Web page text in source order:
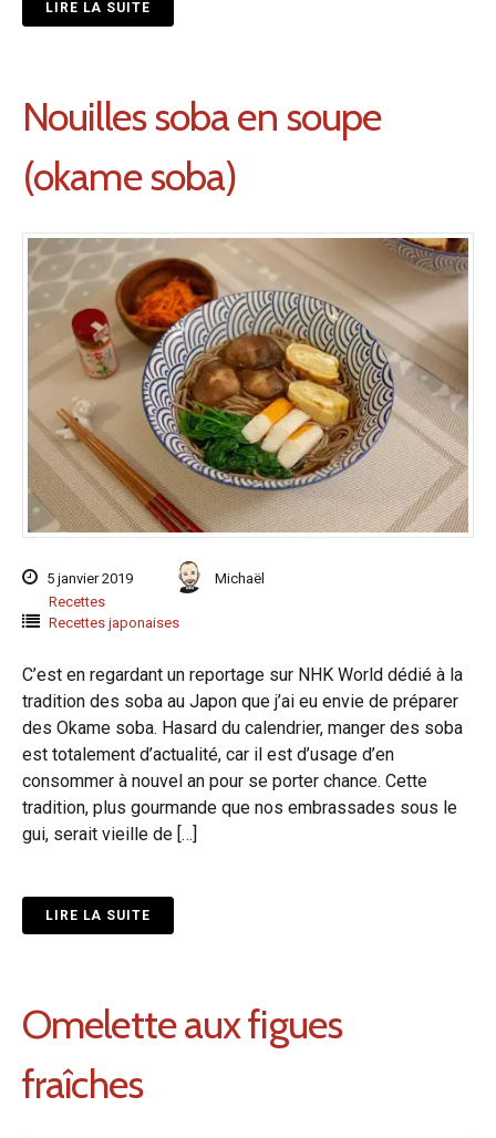
LIRE LA SUITE
Nouilles soba en soupe
(okame soba)
5 janvier 2019
Michaël
Recettes
Recettes japonaises
C’est en regardant un reportage sur NHK World dédié à la
tradition des soba au Japon que j’ai eu envie de préparer
des Okame soba. Hasard du calendrier, manger des soba
est totalement d’actualité, car il est d’usage d’en
consommer à nouvel an pour se porter chance. Cette
tradition, plus gourmande que nos embrassades sous le
gui, serait vieille de […]
LIRE LA SUITE
Omelette aux figues
fraîches